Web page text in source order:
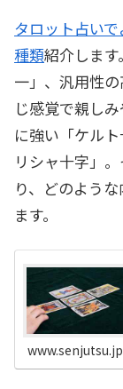
タロット占い
種類紹介しま
一」、汎用性
じ感覚で親し
に強い「ケル
リシャ十字」
り、どのよう
ます。
www.senjutsu.jp